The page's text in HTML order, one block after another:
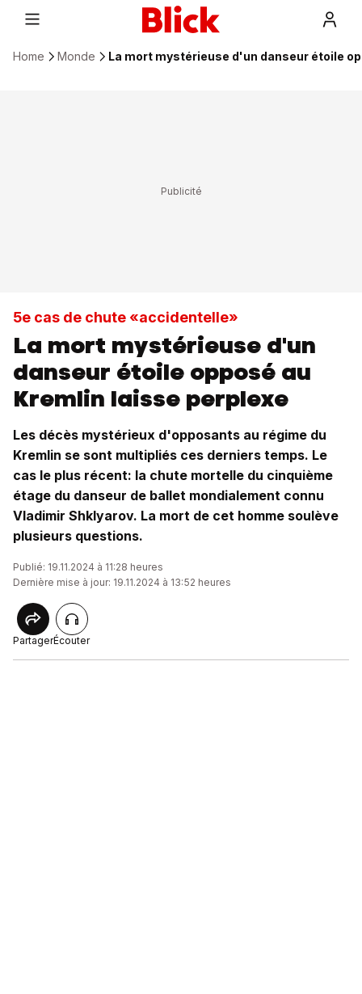
Home Monde La mort mystérieuse d'un danseur étoile
5e cas de chute «accidentelle»
La mort mystérieuse d'un
danseur étoile opposé au
Kremlin laisse perplexe
Les décès mystérieux d'opposants au régime du
Kremlin se sont multipliés ces derniers temps. Le
cas le plus récent: la chute mortelle du cinquième
étage du danseur de ballet mondialement connu
Vladimir Shklyarov. La mort de cet homme soulève
plusieurs questions.
Publié: 19.11.2024 à 11:28 heures
Dernière mise à jour: 19.11.2024 à 13:52 heures
PartagerÉcouter